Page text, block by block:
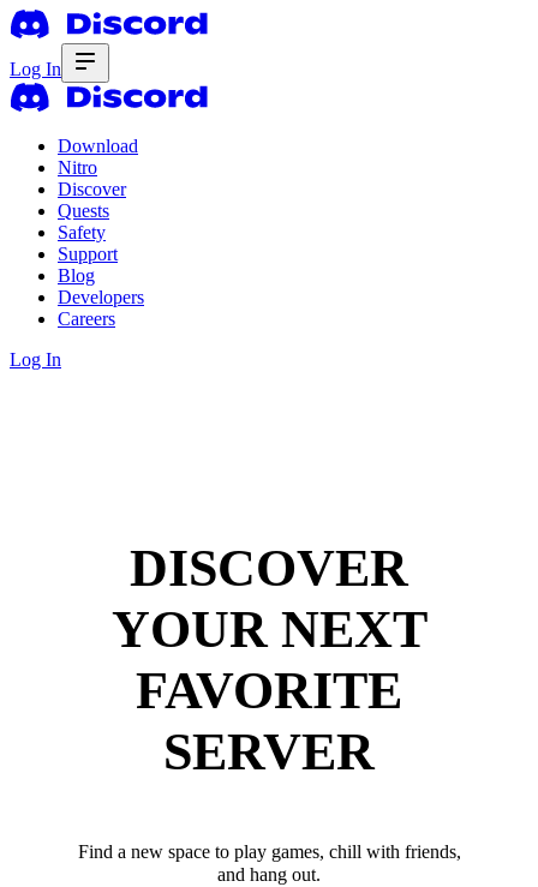
Log In
Download
Nitro
Discover
Quests
Safety
Support
Blog
Developers
Careers
Log In
DISCOVER
YOUR NEXT
FAVORITE
SERVER
Find a new space to play games, chill with friends,
and hang out.